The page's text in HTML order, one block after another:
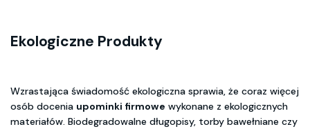
Ekologiczne Produkty
Wzrastająca świadomość ekologiczna sprawia, że coraz więcej
osób docenia upominki firmowe wykonane z ekologicznych
materiałów. Biodegradowalne długopisy, torby bawełniane czy